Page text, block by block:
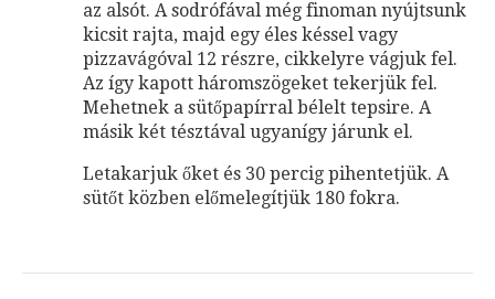
az alsót. A sodrófával még finoman nyújtsunk
kicsit rajta, majd egy éles késsel vagy
pizzavágóval 12 részre, cikkelyre vágjuk fel.
Az így kapott háromszögeket tekerjük fel.
Mehetnek a sütőpapírral bélelt tepsire. A
másik két tésztával ugyanígy járunk el.
Letakarjuk őket és 30 percig pihentetjük. A
sütőt közben előmelegítjük 180 fokra.